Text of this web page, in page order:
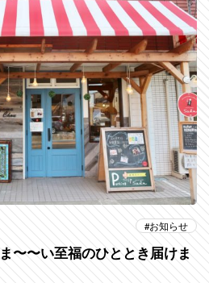
お知らせ
〜〜い至福のひととき届けま